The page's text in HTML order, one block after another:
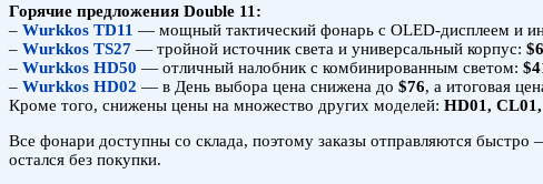
Горячие предложения Double 11:
– Wurkkos TD11 — мощный тактический фонарь с OLED-дисплеем и
– Wurkkos TS27 — тройной источник света и универсальный корпус:
– Wurkkos HD50 — отличный налобник с комбинированным светом:
– Wurkkos HD02 — в День выбора цена снижена до $76, а итоговая
Кроме того, снижены цены на множество других моделей: HD01,
Все фонари доступны со склада, поэтому заказы отправляются
остался без покупки.